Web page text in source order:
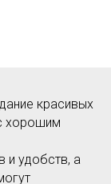
красивых
хорошим
и удобств, а